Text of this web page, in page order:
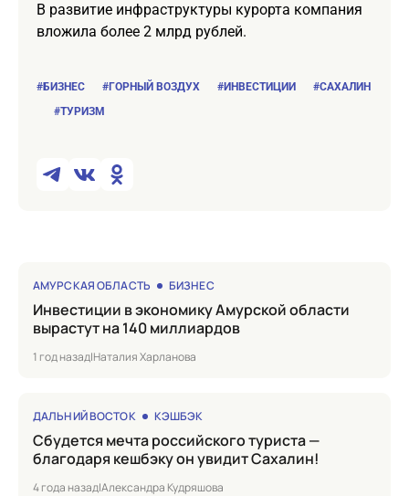
В развитие инфраструктуры курорта компания
вложила более 2 млрд рублей.
#БИЗНЕС #ГОРНЫЙ ВОЗДУХ #ИНВЕСТИЦИИ
#САХАЛИН
#ТУРИЗМ
АМУРСКАЯ ОБЛАСТЬ БИЗНЕС
Инвестиции в экономику Амурской области
вырастут на 140 миллиардов
1 год назад|Наталия Харланова
ДАЛЬНИЙ ВОСТОК КЭШБЭК
Сбудется мечта российского туриста —
благодаря кешбэку он увидит Сахалин!
4 года назад|Александра Кудряшова